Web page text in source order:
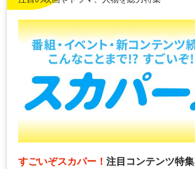
すごいぞスカパー！ 注目コンテンツ特集